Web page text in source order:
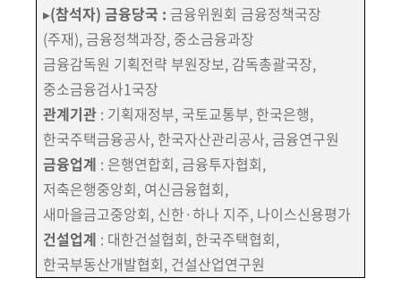
▸(참석자) 금융당국 : 금융위원회 금융정책국장
(주재), 금융정책과장, 중소금융과장
금융감독원 기획전략 부원장보, 감독총괄국장,
중소금융검사1국장
관계기관: 기획재정부, 국토교통부, 한국은행,
한국주택금융공사, 한국자산관리공사, 금융연구원
금융업계 : 은행연합회, 금융투자협회,
저축은행중앙회, 여신금융협회,
새마을금고중앙회, 신한·하나 지주, 나이스신용평가
건설업계 : 대한건설협회, 한국주택협회,
한국부동산개발협회, 건설산업연구원